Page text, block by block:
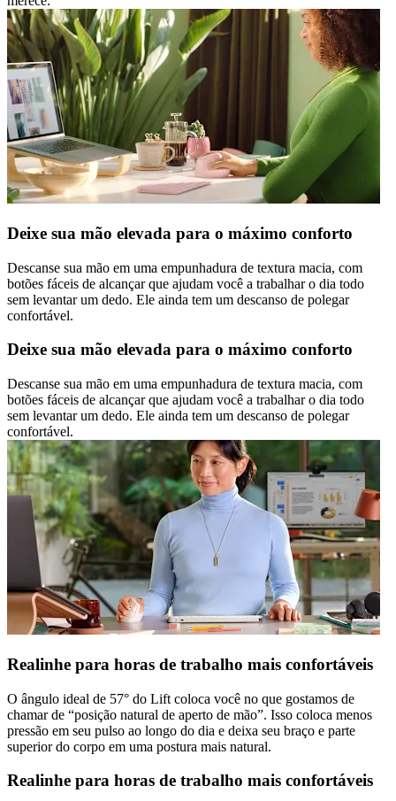
Deixe sua mão elevada para o máximo conforto
Descanse sua mão em uma empunhadura de textura macia, com
botões fáceis de alcançar que ajudam você a trabalhar o dia todo
sem levantar um dedo. Ele ainda tem um descanso de polegar
confortável.
Deixe sua mão elevada para o máximo conforto
Descanse sua mão em uma empunhadura de textura macia, com
botões fáceis de alcançar que ajudam você a trabalhar o dia todo
sem levantar um dedo. Ele ainda tem um descanso de polegar
confortável.
Realinhe para horas de trabalho mais confortáveis
O ângulo ideal de 57° do Lift coloca você no que gostamos de
chamar de “posição natural de aperto de mão”. Isso coloca menos
pressão em seu pulso ao longo do dia e deixa seu braço e parte
superior do corpo em uma postura mais natural.
Realinhe para horas de trabalho mais confortáveis